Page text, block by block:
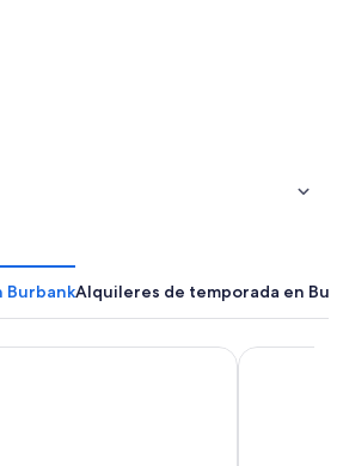
BurbankAlquileres de temporada en
Ramada